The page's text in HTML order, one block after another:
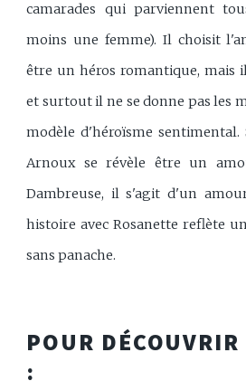
camarades qui parviennent
moins une femme). Il choisit
être un héros romantique, mais
et surtout il ne se donne pas les
modèle d'héroïsme sentimental.
Arnoux se révèle être un
Dambreuse, il s'agit d'un
histoire avec Rosanette reflète
sans panache.
POUR
: